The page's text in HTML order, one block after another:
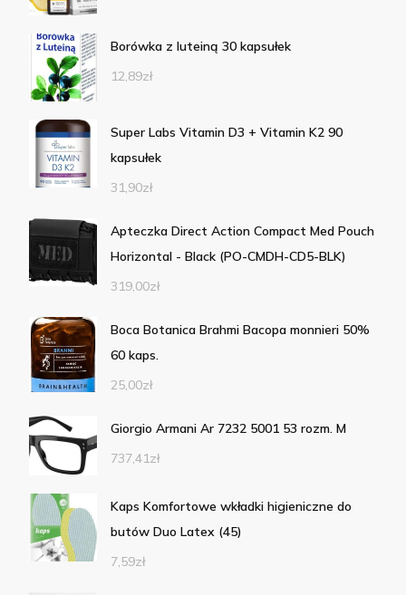
Borówka z luteiną 30 kapsułek
12,89zł
Super Labs Vitamin D3 + Vitamin K2 90
kapsułek
31,90zł
Apteczka Direct Action Compact Med Pouch
Horizontal - Black (PO-CMDH-CD5-BLK)
319,00zł
Boca Botanica Brahmi Bacopa monnieri 50%
60 kaps.
25,00zł
Giorgio Armani Ar 7232 5001 53 rozm. M
737,41zł
Kaps Komfortowe wkładki higieniczne do
butów Duo Latex (45)
7,59zł